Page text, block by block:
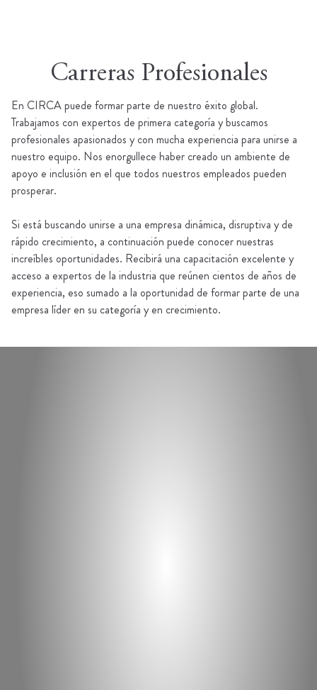
Carreras Profesionales
En CIRCA puede formar parte de nuestro éxito global.
Trabajamos con expertos de primera categoría y buscamos
profesionales apasionados y con mucha experiencia para unirse a
nuestro equipo. Nos enorgullece haber creado un ambiente de
apoyo e inclusión en el que todos nuestros empleados pueden
prosperar.
Si está buscando unirse a una empresa dinámica, disruptiva y de
rápido crecimiento, a continuación puede conocer nuestras
increíbles oportunidades. Recibirá una capacitación excelente y
acceso a expertos de la industria que reúnen cientos de años de
experiencia, eso sumado a la oportunidad de formar parte de una
empresa líder en su categoría y en crecimiento.